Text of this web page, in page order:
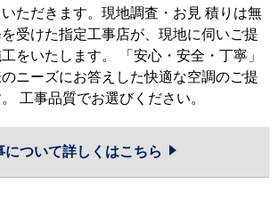
ただきます。現地調査・お見 積りは無
受けた指定工事店が、現地に伺いご提
をいたします。 「安心・安全・丁寧」
ニーズにお答えした快適な空調のご提
工事品質でお選びください。
について詳しくはこちら